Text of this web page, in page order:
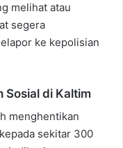
melihat atau
segera
ke kepolisian
Sosial di Kaltim
menghentikan
sekitar 300